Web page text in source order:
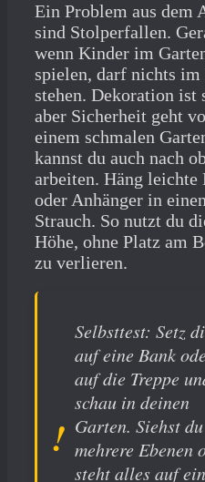
Ein Problem aus dem
sind Stolperfallen.
wenn Kinder im
spielen, darf nichts im
stehen. Dekoration ist
aber Sicherheit geht
einem schmalen
kannst du auch nach
arbeiten. Häng leichte
oder Anhänger in einen
Strauch. So nutzt du
Höhe, ohne Platz am
zu verlieren.
Selbsttest: Setz
auf eine Bank
auf die Treppe
schau in deinen
Garten. Siehst du
mehrere Ebenen
steht alles auf